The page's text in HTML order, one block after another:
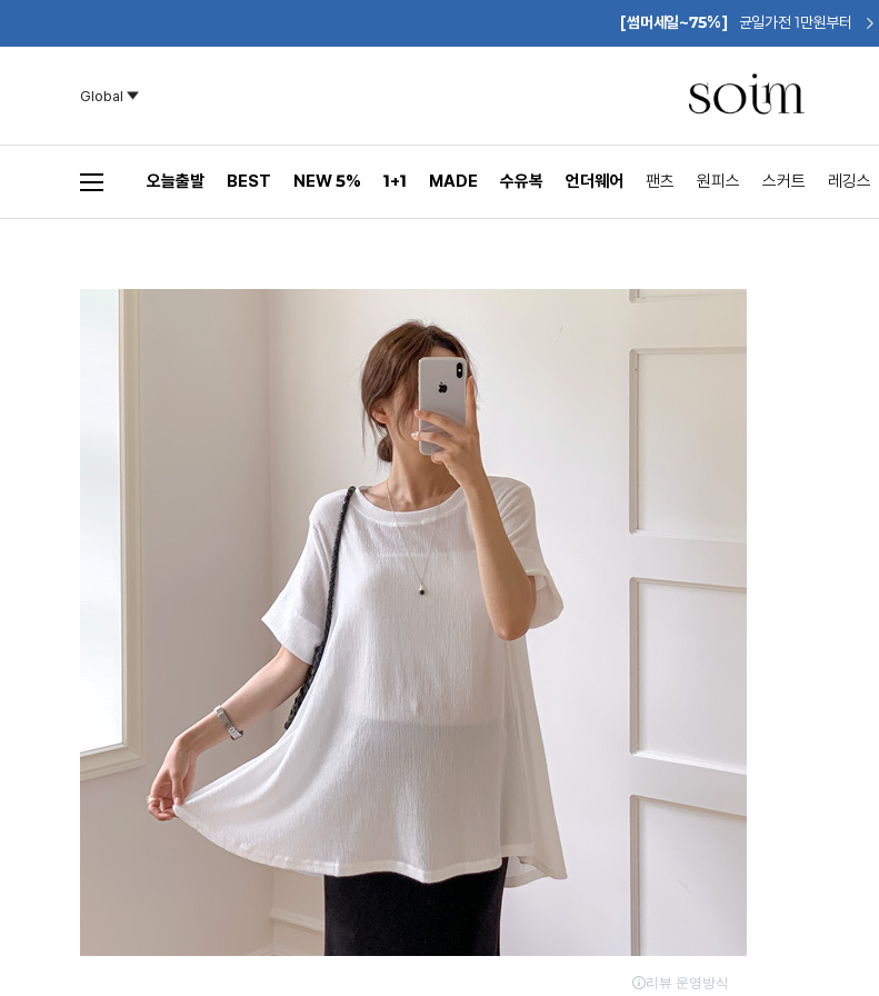
[썸머세일~75%] 균일가전 1만원부터
Global
오늘출발 BEST NEW 5% 1+1 MADE 수유복 언더웨어 팬츠 원피스 스커트 레깅스